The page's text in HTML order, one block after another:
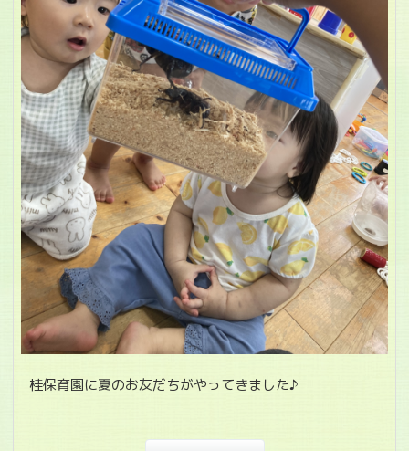
桂保育園に夏のお友だちがやってきました♪